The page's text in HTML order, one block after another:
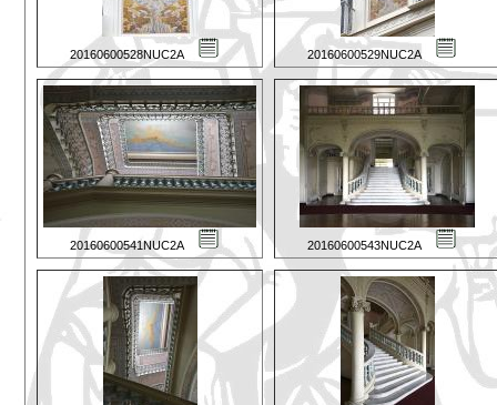
20160600528NUC2A 20160600529NUC2A
20160600541NUC2A 20160600543NUC2A